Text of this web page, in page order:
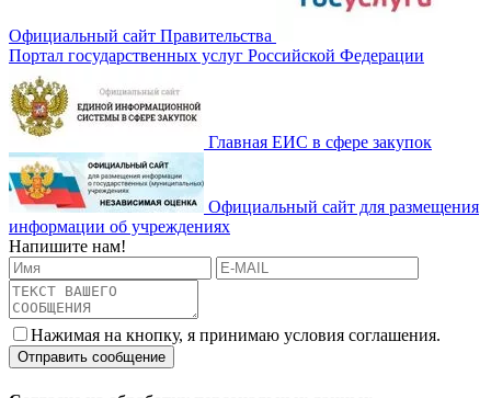
Официальный сайт Правительства
Портал государственных услуг Российской Федерации
Главная ЕИС в сфере закупок
Официальный сайт для размещения
информации об учреждениях
Напишите нам!
Нажимая на кнопку, я принимаю условия соглашения.